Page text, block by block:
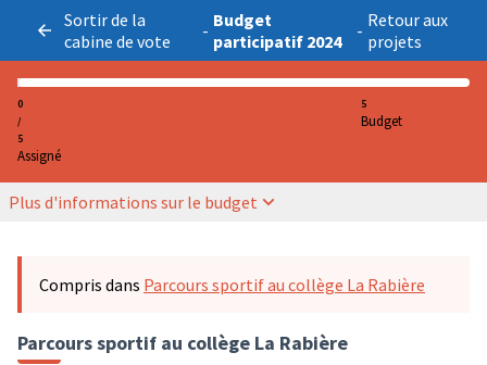
Sortir de la
cabine de vote
- Budget
participatif 2024
- Retour aux
projets
0
/
5
Assigné
5
Budget
Plus d'informations sur le budget
Compris dans Parcours sportif au collège La Rabière
Parcours sportif au collège La Rabière